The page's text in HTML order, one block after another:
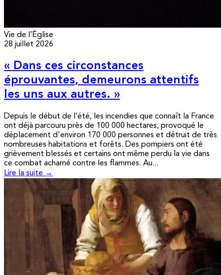
Vie de l’Église
28 juillet 2026
« Dans ces circonstances
éprouvantes, demeurons attentifs
les uns aux autres. »
Depuis le début de l’été, les incendies que connaît la France
ont déjà parcouru près de 100 000 hectares, provoqué le
déplacement d'environ 170 000 personnes et détruit de très
nombreuses habitations et forêts. Des pompiers ont été
grièvement blessés et certains ont même perdu la vie dans
ce combat acharné contre les flammes. Au...
Lire la suite →